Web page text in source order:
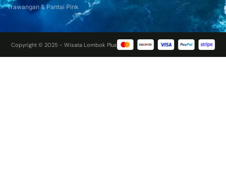
Trawangan & Pantai Pink
Copyright © 2025 - Wisata Lombok Plus